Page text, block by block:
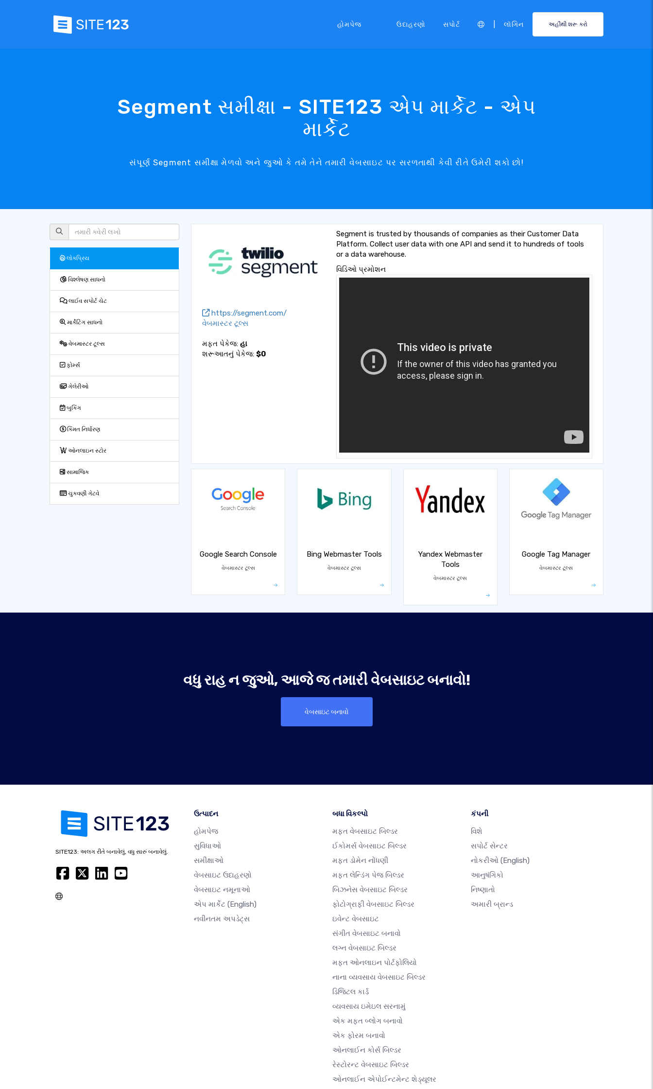
હોમપેજ ઉદાહરણો સપોર્ટ લૉગિન અહીંથી શરૂ કરો
Segment સમીક્ષા - SITE123 એપ માર્કેટ - એપ
માર્કેટ
સંપૂર્ણ Segment સમીક્ષા મેળવો અને જુઓ કે તમે તેને તમારી વેબસાઇટ પર સરળતાથી કેવી રીતે ઉમેરી શકો છો!
લોકપ્રિય
વિશ્લેષણ સાધનો
લાઈવ સપોર્ટ ચેટ
માર્કેટિંગ સાધનો
વેબમાસ્ટર ટૂલ્સ
ફોર્મ્સ
ગેલેરીઓ
બુકિંગ
કિંમત નિર્ધારણ
ઓનલાઇન સ્ટોર
સામાજિક
ચુકવણી ગેટવે
https://segment.com/
વેબમાસ્ટર ટૂલ્સ
મફત પેકેજ: હા
શરૂઆતનું પેકેજ: $0
Segment is trusted by thousands of companies as their Customer Data
Platform. Collect user data with one API and send it to hundreds of tools
or a data warehouse.
વિડિઓ પ્રમોશન
Google Search Console
વેબમાસ્ટર ટૂલ્સ
Bing Webmaster Tools
વેબમાસ્ટર ટૂલ્સ
Yandex Webmaster
Tools
વેબમાસ્ટર ટૂલ્સ
Google Tag Manager
વેબમાસ્ટર ટૂલ્સ
વધુ રાહ ન જુઓ, આજે જ તમારી વેબસાઇટ બનાવો!
વેબસાઇટ બનાવો
SITE123: અલગ રીતે બનાવેલું, વધુ સારું બનાવેલું.
ઉત્પાદન
હોમપેજ
સુવિધાઓ
સમીક્ષાઓ
વેબસાઇટ ઉદાહરણો
વેબસાઇટ નમૂનાઓ
એપ માર્કેટ (English)
નવીનતમ અપડેટ્સ
બધા વિકલ્પો
મફત વેબસાઇટ બિલ્ડર
ઈકોમર્સ વેબસાઇટ બિલ્ડર
મફત ડોમેન નોંધણી
મફત લેન્ડિંગ પેજ બિલ્ડર
બિઝનેસ વેબસાઇટ બિલ્ડર
ફોટોગ્રાફી વેબસાઇટ બિલ્ડર
ઇવેન્ટ વેબસાઇટ
સંગીત વેબસાઇટ બનાવો
લગ્ન વેબસાઇટ બિલ્ડર
મફત ઓનલાઇન પોર્ટફોલિયો
નાના વ્યવસાય વેબસાઇટ બિલ્ડર
ડિજિટલ કાર્ડ
વ્યવસાય ઇમેઇલ સરનામું
એક મફત બ્લોગ બનાવો
એક ફોરમ બનાવો
ઓનલાઈન કોર્સ બિલ્ડર
રેસ્ટોરન્ટ વેબસાઇટ બિલ્ડર
ઓનલાઈન એપોઈન્ટમેન્ટ શેડ્યૂલર
કંપની
વિશે
સપોર્ટ સેન્ટર
નોકરીઓ (English)
આનુષંગિકો
નિષ્ણાતો
અમારી બ્રાન્ડ